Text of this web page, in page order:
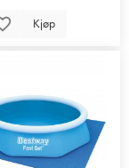
Kjøp